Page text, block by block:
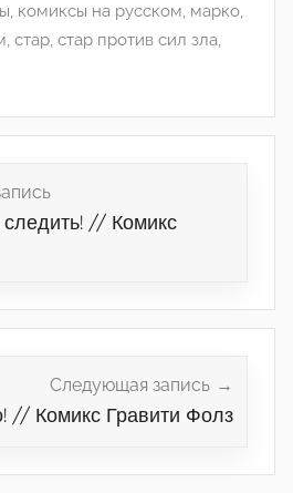
, комиксы на русском, марко,
, стар, стар против сил зла,
// Комикс
Следующая запись
// Комикс Гравити Фолз